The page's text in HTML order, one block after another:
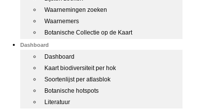
Waarnemingen zoeken
Waarnemers
Botanische Collectie op de Kaart
Dashboard
Dashboard
Kaart biodiversiteit per hok
Soortenlijst per atlasblok
Botanische hotspots
Literatuur